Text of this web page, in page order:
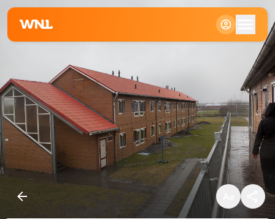
Standaard
Groot